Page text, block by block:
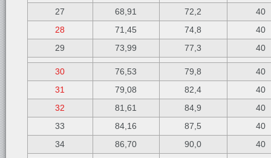
27
68,91 72,2
40
28
71,45 74,8
40
29
73,99 77,3 40
30 76,53 79,8
40
31
79,08 82,4
40
32
81,61 84,9
40
33
84,16 87,5
40
34
86,70 90,0 40